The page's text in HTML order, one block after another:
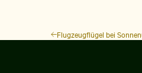
Flugzeugflügel bei